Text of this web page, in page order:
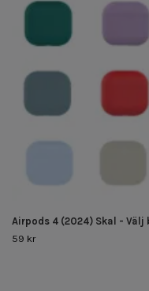
Airpods 4 (2024) Skal - Välj
59 kr